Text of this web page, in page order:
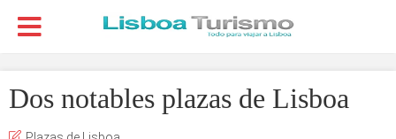
Dos notables plazas de Lisboa